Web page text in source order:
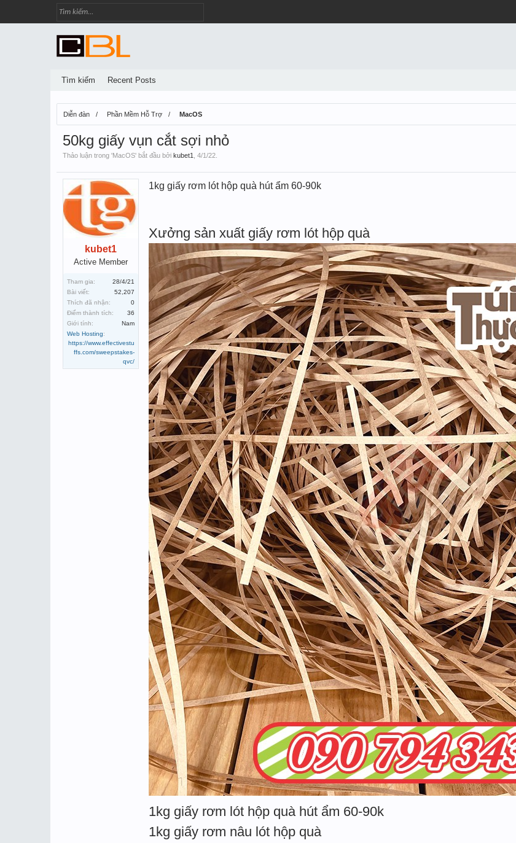
Diễn đàn Phần Mềm Hỗ Trợ MacOS
50kg giấy vụn cắt sợi nhỏ
Thảo luận trong 'MacOS' bắt đầu bởi kubet1 4/1/22
kubet1
Active Member
Tham gia:
28/4/21
Bài viết:
52,207
Thích đã nhận:
0
Điểm thành tích:
36
Giới tính:
Nam
Web Hosting:
https://www.effectivestu
ffs.com/sweepstakes-
qvc/
1kg giấy rơm lót hộp quà hút ẩm 60-90k
Xưởng sản xuất giấy rơm lót hộp quà
1kg giấy rơm lót hộp quà hút ẩm 60-90k
1kg giấy rơm nâu lót hộp quà
Tìm kiếm Recent Posts